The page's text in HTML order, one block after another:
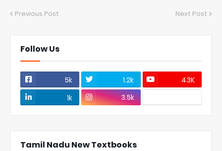
Previous Post Next Post
Follow Us
5k 1.2k
43K
1k
3.5k
Tamil Nadu New Textbooks